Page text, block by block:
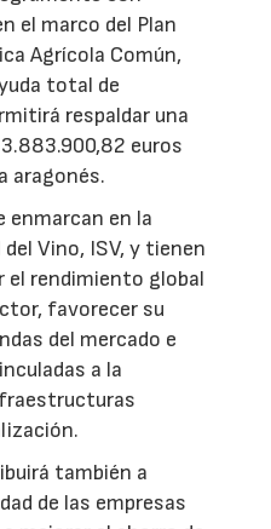
el marco del Plan
Agrícola Común,
total de
respaldar una
euros
aragonés.
enmarcan en la
Vino, ISV, y tienen
el rendimiento global
favorecer su
del mercado e
a la
también a
de las empresas